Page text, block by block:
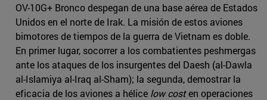
OV-10G+ Bronco despegan de una base aérea de Estados
Unidos en el norte de Irak. La misión de estos aviones
bimotores de tiempos de la guerra de Vietnam es doble.
En primer lugar, socorrer a los combatientes peshmergas
ante los ataques de los insurgentes del Daesh (al-Dawla
al-Islamiya al-Iraq al-Sham); la segunda, demostrar la
eficacia de los aviones a hélice low costen operaciones